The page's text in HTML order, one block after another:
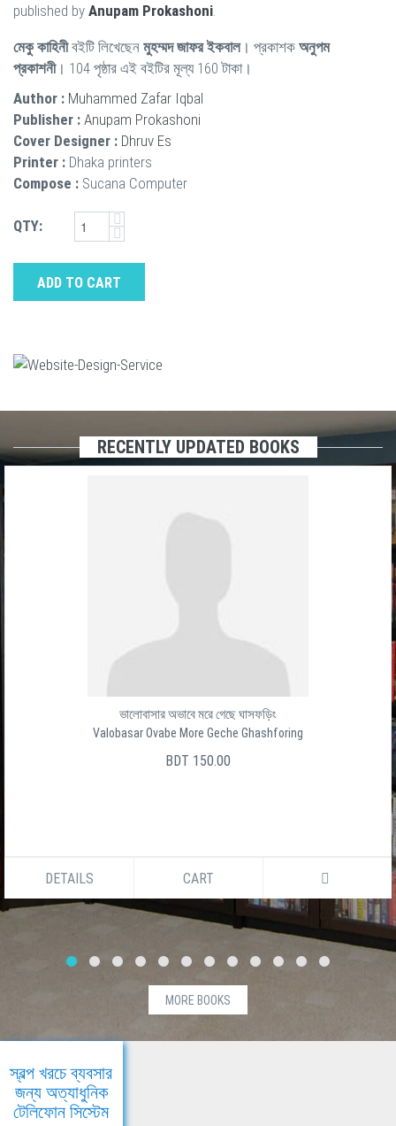
published by Anupam Prokashoni
মেকু কাহিনীবইটি লিখেছেন মুহম্মদ জাফর ইকবাল। প্রকাশক অনুপম
প্রকাশনী। 104 পৃষ্ঠার এই বইটির মূল্য 160 টাকা।
Author : Muhammed Zafar Iqbal
Publisher : Anupam Prokashoni
Cover Designer : Dhruv Es
Printer : Dhaka printers
Compose : Sucana Computer
QTY:
ADD TO CART
RECENTLY UPDATED BOOKS
ভালোবাসার অভাবে মরে গেছে ঘাসফড়িং
Valobasar Ovabe More Geche Ghashforing
BDT 150.00
DETAILS CART
MORE BOOKS
স্বল্প খরচে ব্যবসার
জন্য অত্যাধুনিক
টেলিফোন সিস্টেম